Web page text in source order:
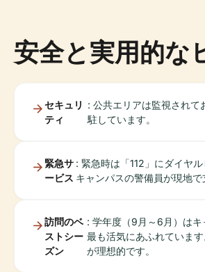
安全と実用的な
セキュリ
ティ
: 公共エリアは監視されて
駐しています。
緊急サ
ービス
: 緊急時は「112」にダイヤル
キャンパスの警備員が現地で
訪問のベ
ストシー
ズン
: 学年度（9月～6月）は
最も活気にあふれていま
が理想的です。